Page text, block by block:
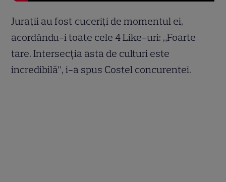
Juraţii au fost cuceriţi de momentul ei,
acordându-i toate cele 4 Like-uri: „Foarte
tare. Intersecția asta de culturi este
incredibilă”, i-a spus Costel concurentei.